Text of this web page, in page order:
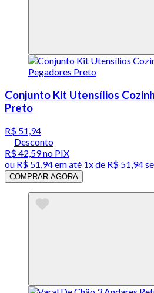
Conjunto Kit Utensílios
Preto
R$ 51,94
Desconto
R$ 42,59no PIX
ou R$ 51,94em até 1x de R$ 51,94
COMPRAR AGORA